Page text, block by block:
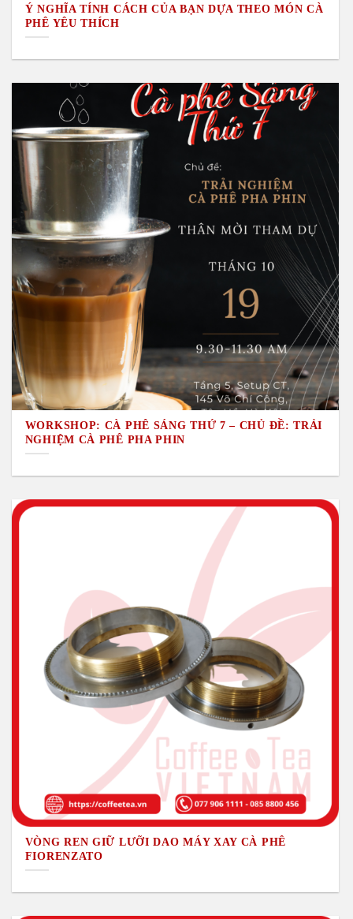
Ý NGHĨA TÍNH CÁCH CỦA BẠN DỰA THEO MÓN CÀ
PHÊ YÊU THÍCH
WORKSHOP: CÀ PHÊ SÁNG THỨ 7 – CHỦ ĐỀ: TRẢI
NGHIỆM CÀ PHÊ PHA PHIN
VÒNG REN GIỮ LƯỠI DAO MÁY XAY CÀ PHÊ
FIORENZATO